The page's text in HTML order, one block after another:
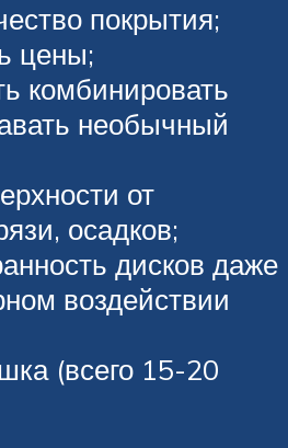
покрытия;
цены;
комбинировать
необычный
от
осадков;
дисков даже
воздействии
(всего 15-20